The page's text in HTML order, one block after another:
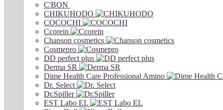
C'BON
CHIKUHODO
COCOCHI
Ccorein
Chanson cosmetics
Cosmepro
DD perfect plus
Derma SR
Dime Health Care Professional Amino
Dr. Select
Dr.Spiller
EST Labo EL